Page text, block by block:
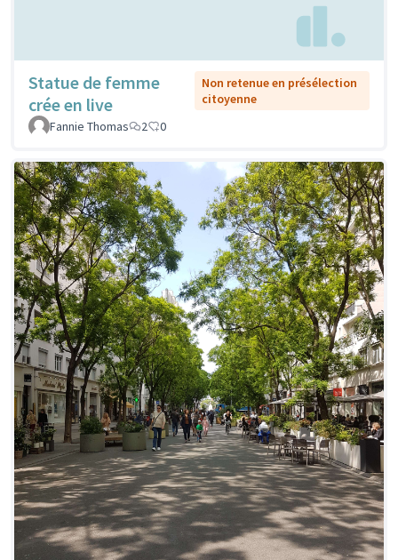
Statue de femme
crée en live
Non retenue en présélection
citoyenne
Fannie Thomas
2 0